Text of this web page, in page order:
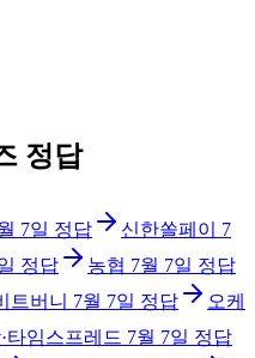
정답
7일 정답 신한쏠페이
7
정답 농협 7월 7일 정답
트버니 7월 7일 정답
오케
타임스프레드 7월 7일 정답